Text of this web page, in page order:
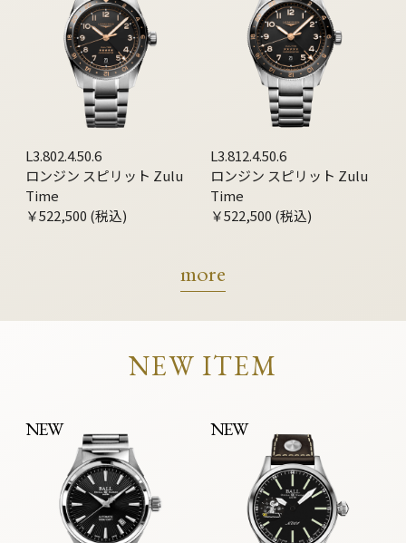
L3.802.4.50.6
ロンジン スピリット Zulu
Time
￥522,500 (税込)
L3.812.4.50.6
ロンジン スピリット Zulu
Time
￥522,500 (税込)
more
NEW ITEM
NEW NEW